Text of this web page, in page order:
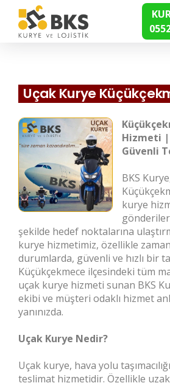
Hızlı Kurye
Uçak Kurye
Hizmeti |
Güvenli
BKS
kurye
şekilde hedef noktalarına
kurye hizmetimiz, özellikle
durumlarda, güvenli ve hızlı bir
Küçükçekmece ilçesindeki tüm
uçak kurye hizmeti sunan BKS
ekibi ve müşteri odaklı hizmet
yanınızda.
Uçak Kurye Nedir?
Uçak kurye, hava yolu
teslimat hizmetidir. Özellikle